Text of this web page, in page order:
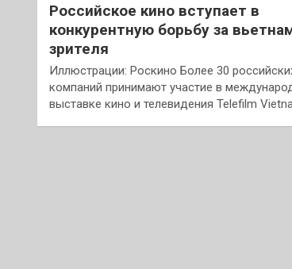
Российское кино вступает в
конкурентную борьбу за
зрителя
Иллюстрации: Роскино Более 30
компаний принимают участие в
выставке кино и телевидения Telefilm